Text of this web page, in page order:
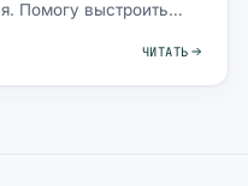
Помогу выстроить
ЧИТАТЬ